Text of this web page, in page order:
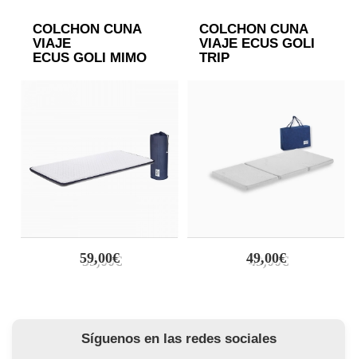
COLCHON CUNA
VIAJE
ECUS GOLI MIMO
59,00€
COLCHON CUNA
VIAJE ECUS GOLI
TRIP
49,00€
Síguenos en las redes sociales